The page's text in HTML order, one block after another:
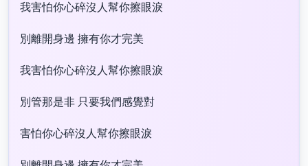
我害怕你心碎沒人幫你擦眼淚
別離開身邊 擁有你才完美
我害怕你心碎沒人幫你擦眼淚
別管那是非 只要我們感覺對
害怕你心碎沒人幫你擦眼淚